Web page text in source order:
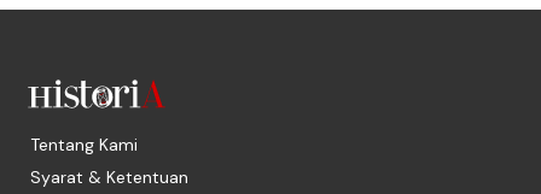
Tentang Kami
Syarat & Ketentuan